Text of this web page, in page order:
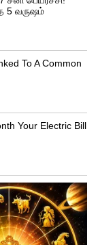
நடிகர்
விசாரணை
தனது
2012 ஆம்
2